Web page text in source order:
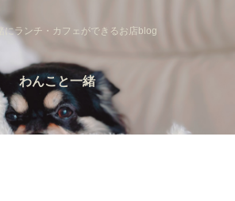
にランチ・カフェができるお店blog
わんこと一緒